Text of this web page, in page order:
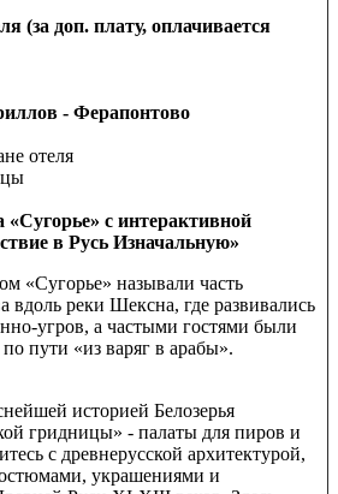
(за доп. плату, оплачивается
- Ферапонтово
отеля
с интерактивной
в Русь Изначальную»
«Сугорье» называли часть
вдоль реки Шексна, где развивались
угров, а частыми гостями были
пути «из варяг в арабы».
историей Белозерья
гридницы» - палаты для пиров и
с древнерусской архитектурой,
украшениями и